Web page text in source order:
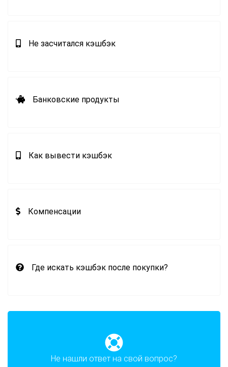
Не засчитался кэшбэк
Банковские продукты
Как вывести кэшбэк
Компенсации
Где искать кэшбэк после покупки?
Не нашли ответ на свой вопрос?